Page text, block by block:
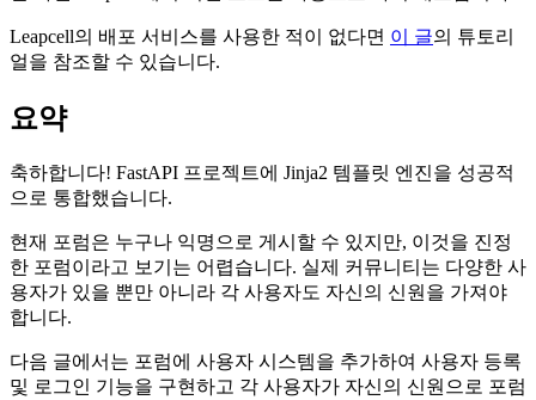
Leapcell의 배포 서비스를 사용한 적이 없다면 이 글의 튜토리
얼을 참조할 수 있습니다.
요약
축하합니다! FastAPI 프로젝트에 Jinja2 템플릿 엔진을 성공적
으로 통합했습니다.
현재 포럼은 누구나 익명으로 게시할 수 있지만, 이것을 진정
한 포럼이라고 보기는 어렵습니다. 실제 커뮤니티는 다양한 사
용자가 있을 뿐만 아니라 각 사용자도 자신의 신원을 가져야
합니다.
다음 글에서는 포럼에 사용자 시스템을 추가하여 사용자 등록
및 로그인 기능을 구현하고 각 사용자가 자신의 신원으로 포럼